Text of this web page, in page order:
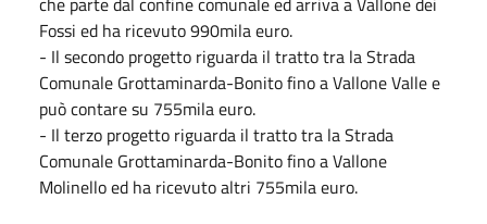
Fossi ed ha ricevuto 990mila euro.
- Il secondo progetto riguarda il tratto tra la Strada
Comunale Grottaminarda-Bonito fino a Vallone Valle e
può contare su 755mila euro.
- Il terzo progetto riguarda il tratto tra la Strada
Comunale Grottaminarda-Bonito fino a Vallone
Molinello ed ha ricevuto altri 755mila euro.